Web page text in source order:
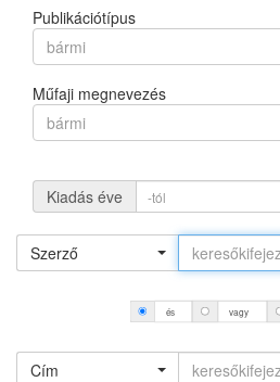
Publikációtípus
bármi
Műfaji megnevezés
bármi
Kiadás éve
Szerző
és vagy
Cím